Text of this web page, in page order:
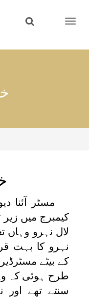
مسٹر آئنا
کیمبرج میں
لال نہرو وہاں
نہرو کا بہت
کے بیٹے
طرح ہوئی کہ
سنتے تھے اور